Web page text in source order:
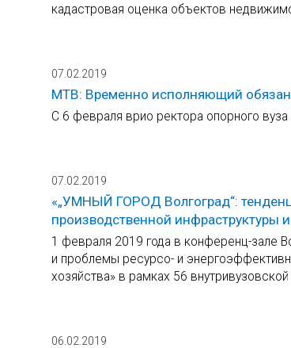
кадастровая оценка объектов
07.02.2019
МТВ: Временно исполняющий
С 6 февраля врио ректора опорного
07.02.2019
«„УМНЫЙ ГОРОД Волгоград“:
производственной инфраструктуры
1 февраля 2019 года в конференц-зале
и проблемы ресурсо- и
хозяйства» в рамках 56
06.02.2019